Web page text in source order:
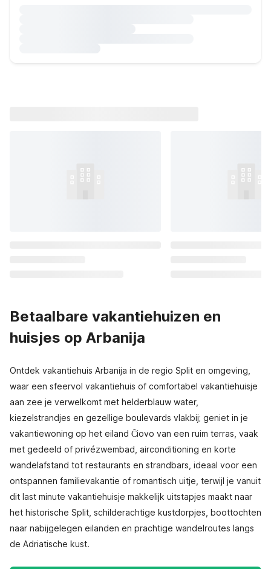
Betaalbare vakantiehuizen en
huisjes op Arbanija
Ontdek vakantiehuis Arbanija in de regio Split en omgeving,
waar een sfeervol vakantiehuis of comfortabel vakantiehuisje
aan zee je verwelkomt met helderblauw water,
kiezelstrandjes en gezellige boulevards vlakbij; geniet in je
vakantiewoning op het eiland Čiovo van een ruim terras, vaak
met gedeeld of privézwembad, airconditioning en korte
wandelafstand tot restaurants en strandbars, ideaal voor een
ontspannen familievakantie of romantisch uitje, terwijl je vanuit
dit last minute vakantiehuisje makkelijk uitstapjes maakt naar
het historische Split, schilderachtige kustdorpjes, boottochten
naar nabijgelegen eilanden en prachtige wandelroutes langs
de Adriatische kust.